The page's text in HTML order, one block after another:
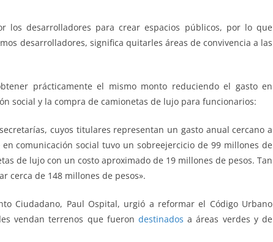
los desarrolladores para crear espacios públicos, por lo que
desarrolladores, significa quitarles áreas de convivencia a las
prácticamente el mismo monto reduciendo el gasto en
social y la compra de camionetas de lujo para funcionarios:
cuyos titulares representan un gasto anual cercano a
comunicación social tuvo un sobreejercicio de 99 millones de
de lujo con un costo aproximado de 19 millones de pesos. Tan
cerca de 148 millones de pesos».
Ciudadano, Paul Ospital, urgió a reformar el Código Urbano
vendan terrenos que fueron destinadosa áreas verdes y de